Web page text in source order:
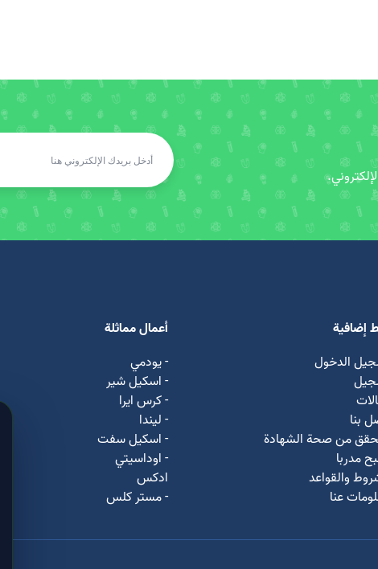
إضافية
الدخول
بنا
من صحة الشهادة
مدربا
والقواعد
عنا
أعمال مماثلة
- يودمي
- اسکیل شیر
- كرس ايرا
- لیندا
- اسكيل سفت
- اوداسيتي
ادكس
- مستر كلس